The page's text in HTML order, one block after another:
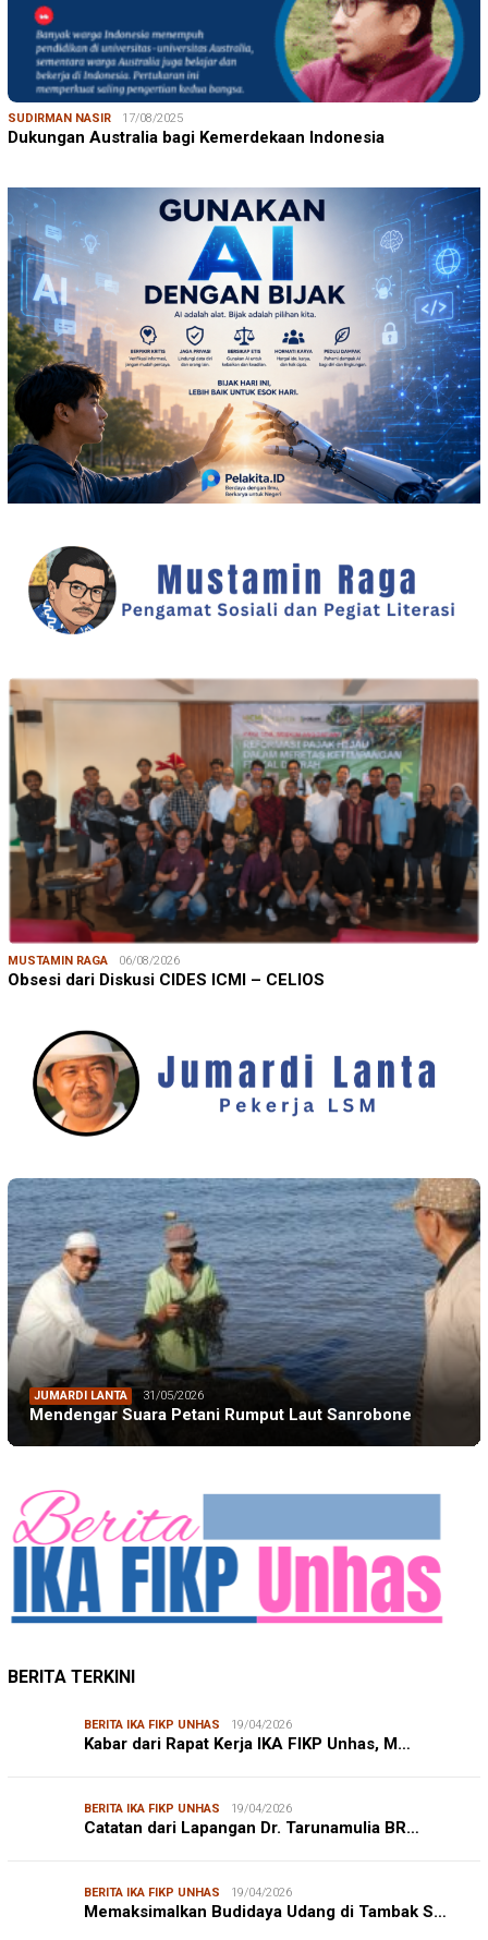
SUDIRMAN NASIR 17/08/2025
Dukungan Australia bagi Kemerdekaan Indonesia
MUSTAMIN RAGA 06/08/2026
Obsesi dari Diskusi CIDES ICMI – CELIOS
JUMARDI LANTA 31/05/2026
Mendengar Suara Petani Rumput Laut Sanrobone
BERITA TERKINI
BERITA IKA FIKP UNHAS 19/04/2026
Kabar dari Rapat Kerja IKA FIKP Unhas, M…
BERITA IKA FIKP UNHAS 19/04/2026
Catatan dari Lapangan Dr. Tarunamulia BR…
BERITA IKA FIKP UNHAS 19/04/2026
Memaksimalkan Budidaya Udang di Tambak S…